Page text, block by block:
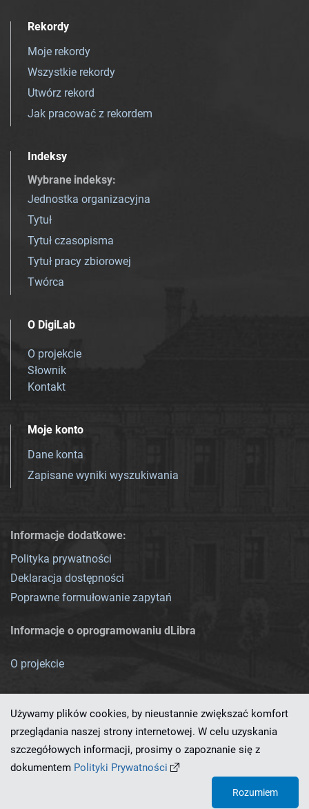
Rekordy
Moje rekordy
Wszystkie rekordy
Utwórz rekord
Jak pracować z rekordem
Indeksy
Wybrane indeksy:
Jednostka organizacyjna
Tytuł
Tytuł czasopisma
Tytuł pracy zbiorowej
Twórca
O DigiLab
O projekcie
Słownik
Kontakt
Moje konto
Dane konta
Zapisane wyniki wyszukiwania
Informacje dodatkowe:
Polityka prywatności
Deklaracja dostępności
Poprawne formułowanie zapytań
Informacje o oprogramowaniu dLibra
O projekcie
Ten serwis działa dzięki oprogramowaniu
Używamy plików cookies, by nieustannie zwiększać komfort
przeglądania naszej strony internetowej. W celu uzyskania
szczegółowych informacji, prosimy o zapoznanie się z
dokumentem Polityki Prywatności
Rozumiem